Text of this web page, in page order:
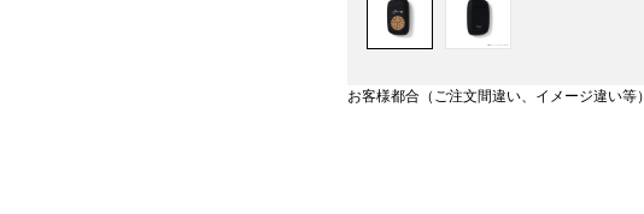
お客様都合（ご注文間違い、イメージ違い